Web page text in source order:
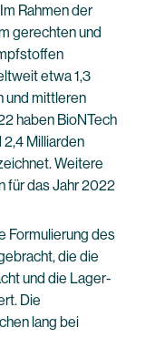
Rahmen der
gerechten und
etwa 1,3
und mittleren
haben BioNTech
Milliarden
Weitere
für das Jahr 2022
Formulierung des
die die
und die Lager-
Die
lang bei